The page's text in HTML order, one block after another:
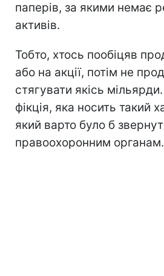
паперів, за якими немає
активів.
Тобто, хтось пообіцяв
або на акції, потім не
стягувати якісь
фікція, яка носить такий
який варто було б
правоохоронним органам.